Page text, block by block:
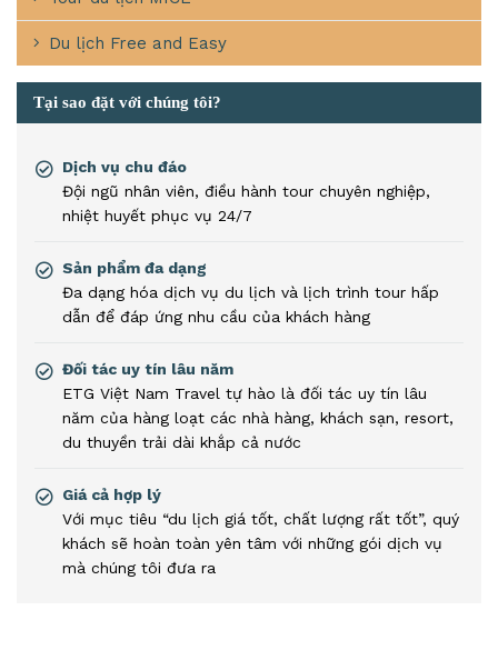
Du lịch Free and Easy
Tại sao đặt với chúng tôi?
Dịch vụ chu đáo
Đội ngũ nhân viên, điều hành tour chuyên nghiệp,
nhiệt huyết phục vụ 24/7
Sản phẩm đa dạng
Đa dạng hóa dịch vụ du lịch và lịch trình tour hấp
dẫn để đáp ứng nhu cầu của khách hàng
Đối tác uy tín lâu năm
ETG Việt Nam Travel tự hào là đối tác uy tín lâu
năm của hàng loạt các nhà hàng, khách sạn, resort,
du thuyền trải dài khắp cả nước
Giá cả hợp lý
Với mục tiêu “du lịch giá tốt, chất lượng rất tốt”, quý
khách sẽ hoàn toàn yên tâm với những gói dịch vụ
mà chúng tôi đưa ra